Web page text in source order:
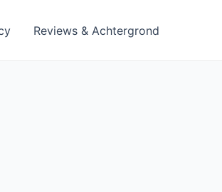
Reviews & Achtergrond